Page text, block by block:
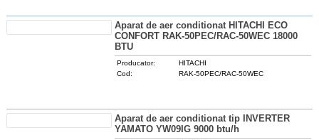
Aparat de aer conditionat HITACHI ECO
CONFORT RAK-50PEC/RAC-50WEC 18000
BTU
Producator:
HITACHI
Cod:
RAK-50PEC/RAC-50WEC
Aparat de aer conditionat tip INVERTER
YAMATO YW09IG 9000 btu/h